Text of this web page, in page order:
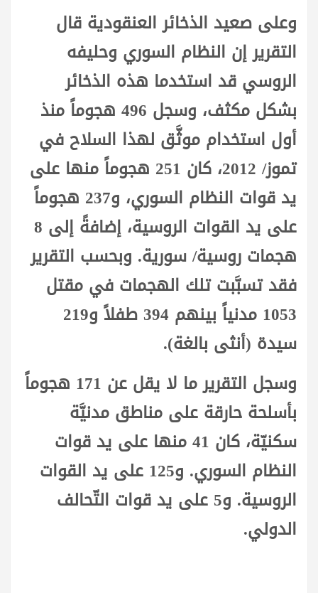
وعلى صعيد الذخائر العنقودية قال
التقرير إن النظام السوري وحليفه
الروسي قد استخدما هذه الذخائر
بشكل مكثف، وسجل 496 هجوماً منذ
أول استخدام موثَّق لهذا السلاح في
تموز/ 2012، كان 251 هجوماً منها على
يد قوات النظام السوري، و237 هجوماً
على يد القوات الروسية، إضافةً إلى 8
هجمات روسية/ سورية. وبحسب التقرير
فقد تسبَّبت تلك الهجمات في مقتل
1053 مدنياً بينهم 394 طفلاً و219
سيدة (أنثى بالغة).
وسجل التقرير ما لا يقل عن 171 هجوماً
بأسلحة حارقة على مناطق مدنيَّة
سكنيّة، كان 41 منها على يد قوات
النظام السوري. و125 على يد القوات
الروسية. و5 على يد قوات التّحالف
الدولي.